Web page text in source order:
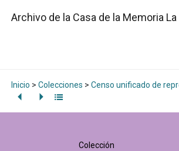
Archivo de la Casa de la Memoria
Inicio > Colecciones > Censo unificado de
Colección